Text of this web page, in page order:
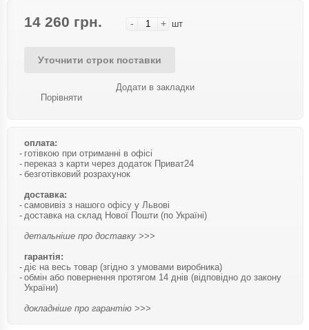
14 260 грн. - + шт
Уточнити строк поставки
Порівняти
Додати в закладки
оплата:
готівкою при отриманні в офісі
переказ з карти через додаток Приват24
безготівковий розрахунок
доставка:
самовивіз з нашого офісу у Львові
доставка на склад Нової Пошти (по Україні)
детальніше про доставку >>>
гарантія:
діє на весь товар (згідно з умовами виробника)
обмін або повернення протягом 14 днів (відповідно до закону
України)
докладніше про гарантію >>>